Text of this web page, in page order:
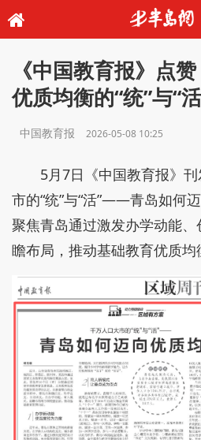
《中国教育报》点
优质均衡的“统”与“
中国教育报 2026-05-08 10:25
5月7日《中国教育报》
市的“统”与“活”——青岛如何
聚焦青岛通过激发办学动能
瞻布局，推动基础教育优质